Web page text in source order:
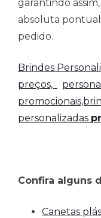
garantindo
absoluta
pedido.
Brindes
preços,
personalizadas
Confira alguns
Canetas